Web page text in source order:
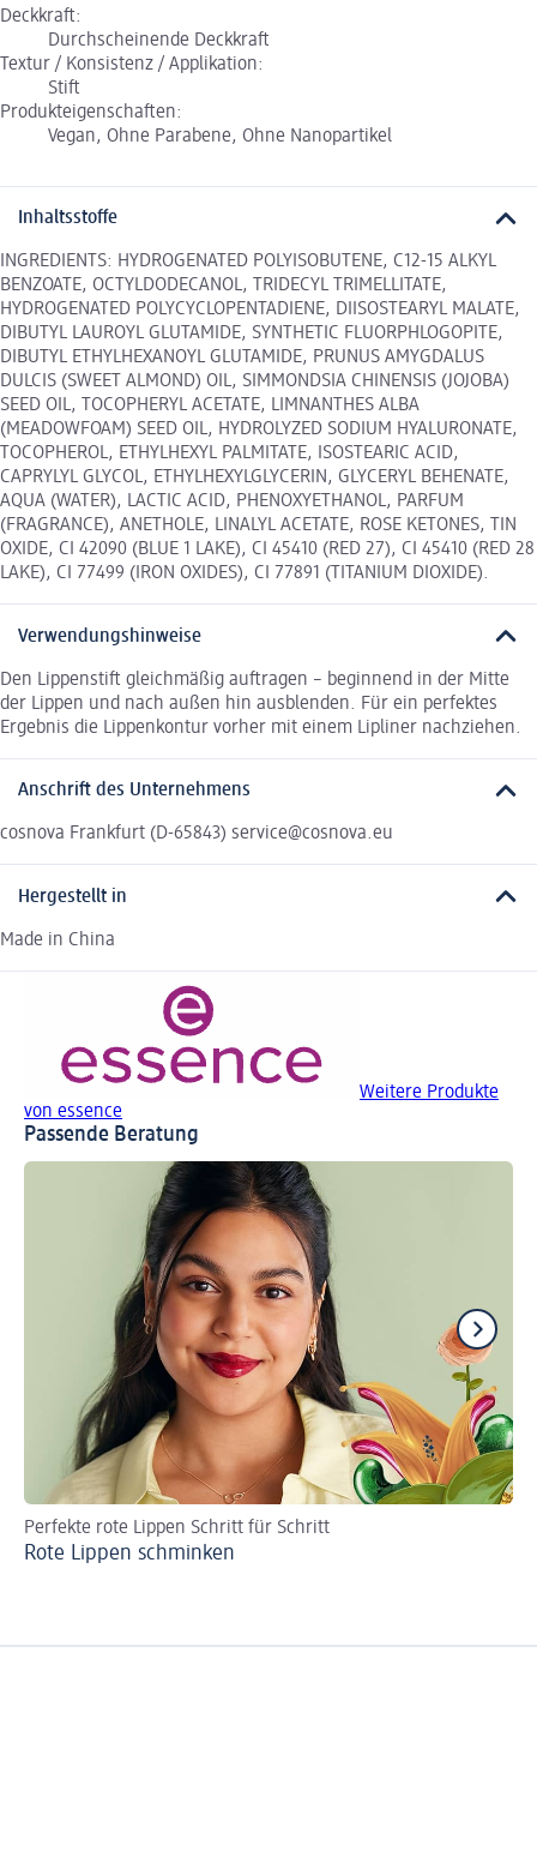
Deckkraft:
Durchscheinende Deckkraft
Textur / Konsistenz / Applikation:
Stift
Produkteigenschaften:
Vegan, Ohne Parabene, Ohne Nanopartikel
Inhaltsstoffe
INGREDIENTS: HYDROGENATED POLYISOBUTENE, C12-15 ALKYL
BENZOATE, OCTYLDODECANOL, TRIDECYL TRIMELLITATE,
HYDROGENATED POLYCYCLOPENTADIENE, DIISOSTEARYL MALATE,
DIBUTYL LAUROYL GLUTAMIDE, SYNTHETIC FLUORPHLOGOPITE,
DIBUTYL ETHYLHEXANOYL GLUTAMIDE, PRUNUS AMYGDALUS
DULCIS (SWEET ALMOND) OIL, SIMMONDSIA CHINENSIS (JOJOBA)
SEED OIL, TOCOPHERYL ACETATE, LIMNANTHES ALBA
(MEADOWFOAM) SEED OIL, HYDROLYZED SODIUM HYALURONATE,
TOCOPHEROL, ETHYLHEXYL PALMITATE, ISOSTEARIC ACID,
CAPRYLYL GLYCOL, ETHYLHEXYLGLYCERIN, GLYCERYL BEHENATE,
AQUA (WATER), LACTIC ACID, PHENOXYETHANOL, PARFUM
(FRAGRANCE), ANETHOLE, LINALYL ACETATE, ROSE KETONES, TIN
OXIDE, CI 42090 (BLUE 1 LAKE), CI 45410 (RED 27), CI 45410 (RED 28
LAKE), CI 77499 (IRON OXIDES), CI 77891 (TITANIUM DIOXIDE).
Verwendungshinweise
Den Lippenstift gleichmäßig auftragen – beginnend in der Mitte
der Lippen und nach außen hin ausblenden. Für ein perfektes
Ergebnis die Lippenkontur vorher mit einem Lipliner nachziehen.
Anschrift des Unternehmens
cosnova Frankfurt (D-65843) service@cosnova.eu
Hergestellt in
Made in China
Weitere Produkte
von essence
Passende Beratung
Perfekte rote Lippen Schritt für Schritt
Rote Lippen schminken